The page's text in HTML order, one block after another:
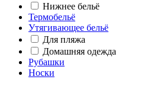
Нижнее бельё
Термобельё
Утягивающее бельё
Для пляжа
Домашняя одежда
Рубашки
Носки